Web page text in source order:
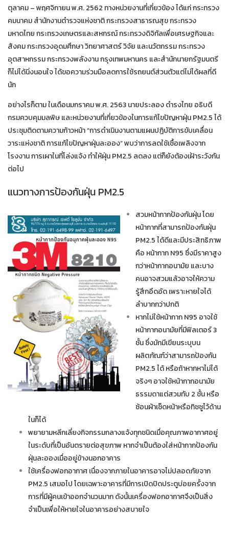
ตุลาคม – พฤศจิกายน พ.ศ. 2562 ทางหน่วยงานที่เกี่ยวข้อง ได้แก่ กระทรวง
คมนาคม สำนักงานตำรวจแห่งชาติ กระทรวงสาธารณสุข กระทรวง
มหาดไทย กระทรวงเกษตรและสหกรณ์ กระทรวงดิจิทัลเพื่อเศรษฐกิจและ
สังคม กระทรวงอุดมศึกษา วิทยาศาสตร์ วิจัย และนวัตกรรม กระทรวง
อุตสาหกรรม กระทรวงพลังงาน กรุงเทพมหานคร และสำนักนายกรัฐมนตรี
ก็ไม่ได้นิ่งนอนใจ ได้ขอความร่วมมือลดการใช้รถยนต์ส่วนตัวแต่ไม่ได้ผลที่ดี
นัก
อย่างไรก็ตาม ในเดือนมกราคม พ.ศ. 2563 นายประลอง ดำรงไทย อธิบดี
กรมควบคุมมลพิษ และหน่วยงานที่เกี่ยวข้องในการแก้ไขปัญหาฝุ่น PM2.5 ได้
ประชุมติดตามความก้าวหน้า “การดำเนินงานตามแผนปฏิบัติการขับเคลื่อน
วาระแห่งชาติ การแก้ไขปัญหาฝุ่นละออง” พบว่าการลดใช้เชื้อเพลิงจาก
โรงงาน การเผาในที่โล่งแจ้ง ทำให้ฝุ่น PM2.5 ลดลง แต่ก็ยังต้องเฝ้าระวังกัน
ต่อไป
แนวทางการป้องกันฝุ่น PM2.5
สวมหน้ากากป้องกันฝุ่น โดย
หน้ากากที่สามารถป้องกันฝุ่น
PM2.5 ได้ดีและมีประสิทธิภาพ
คือ หน้ากาก N95 ซึ่งมีราคาสูง
กว่าหน้ากากอนามัย และบาง
คนอาจสวมแล้วอาจให้ความ
รู้สึกอึดอัด เพราะหายใจได้
ลำบากกว่าปกติ
หากไม่ใช้หน้ากาก N95 อาจใช้
หน้ากากอนามัยที่มีฟิลเตอร์ 3
ชั้น ซึ่งมักมีเขียนระบุบน
ผลิตภัณฑ์ว่าสามารถป้องกัน
PM2.5 ได้ หรือถ้าหากหาไม่ได้
จริงๆ อาจใช้หน้ากากอนามัย
ธรรมดาแต่สวมทับ 2 ชั้น หรือ
ซ้อนผ้าเช็ดหน้าหรือทิชชูไว้ด้าน
ในก็ได้
พยายามหลีกเลี่ยงกิจกรรมกลางแจ้งทุกชนิดเมื่อคุณภาพอากาศอยู่
ในระดับที่เป็นอันตรายต่อสุขภาพ หากจำเป็นต้องใส่หน้ากากป้องกัน
ฝุ่นละอองเมื่ออยู่ข้างนอกอาคาร
ใช้เครื่องฟอกอากาศ เนื่องจากภายในอาคารอาจไม่ปลอดภัยจาก
PM2.5 เสมอไป โดยเฉพาะอาคารที่มีการเปิดปิดประตูบ่อยครั้งจาก
การที่มีผู้คนเข้าออกจำนวนมาก ดังนั้นเครื่องฟอกอากาศจึงเป็นสิ่ง
จำเป็นเพื่อให้หายใจในอาคารอย่างสบายใจ